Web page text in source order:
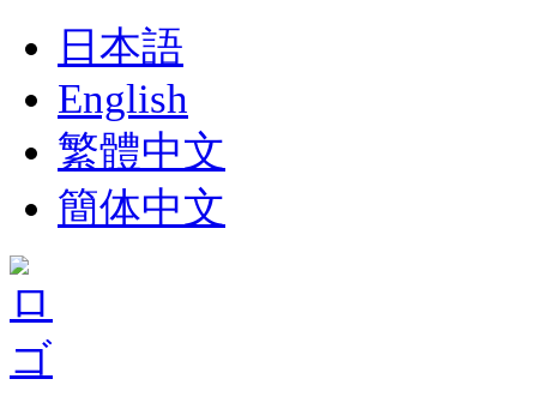
日本語
English
繁體中文
簡体中文